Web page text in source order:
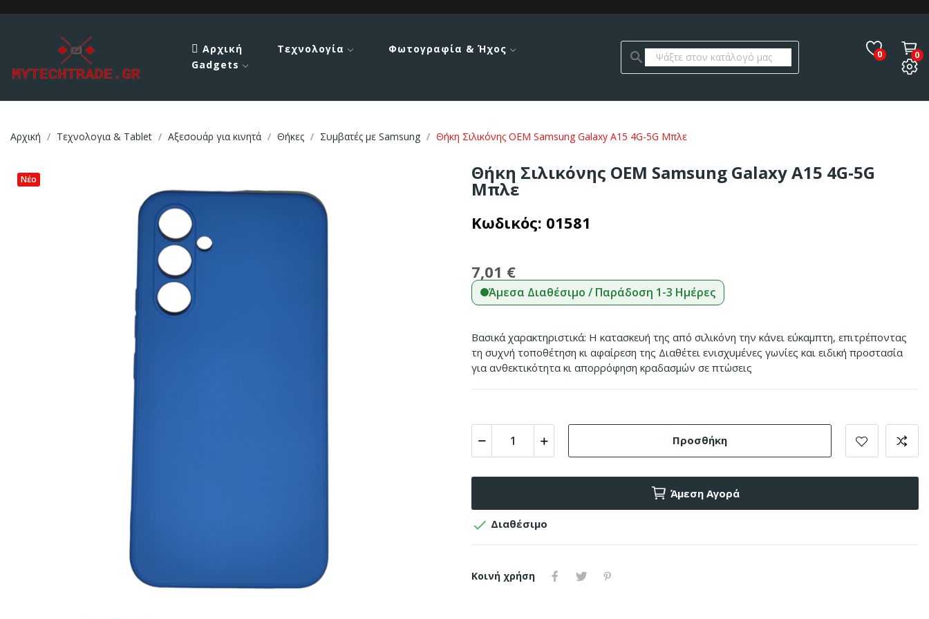
Αρχική Τεχνολογία
Φωτογραφία & Ήχος
Gadgets
search 0 0
Αρχική Τεχνολογια & Tablet Αξεσουάρ για κινητά Θήκες Συμβατές με Samsung Θήκη Σιλικόνης OEM Samsung Galaxy A15 4G-5G Μπλε
Νέο Θήκη Σιλικόνης OEM Samsung Galaxy A15 4G-5G
Μπλε
Κωδικός: 01581
7,01 €
Άμεσα Διαθέσιμο / Παράδοση 1-3 Ημέρες
Βασικά χαρακτηριστικά: Η κατασκευή της από σιλικόνη την κάνει εύκαμπτη, επιτρέποντας
τη συχνή τοποθέτηση κι αφαίρεση της Διαθέτει ενισχυμένες γωνίες και ειδική προστασία
για ανθεκτικότητα κι απορρόφηση κραδασμών σε πτώσεις
Προσθήκη
Άμεση Αγορά
 Διαθέσιμο
Κοινή χρήση